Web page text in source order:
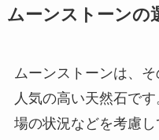
ムーンストーンの
ムーンストーンは、
人気の高い天然石で
場の状況などを考慮